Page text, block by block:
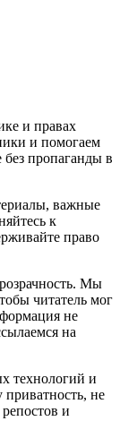
и правах
и помогаем
пропаганды в
важные
к
право
Мы
читатель мог
не
на
технологий и
не
и